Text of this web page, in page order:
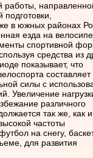
работы,
в южных районах
езда на
спортивной
средства из
показывает, что
составляет
силы с
Увеличение
различного
так же, как
частоты
на снегу,
для развития